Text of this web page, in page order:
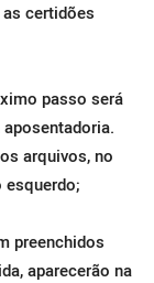
certidões
passo será
arquivos, no
esquerdo;
preenchidos
aparecerão na